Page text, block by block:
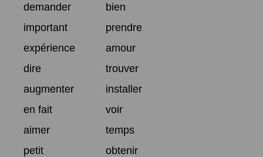
demander
bien
important
prendre
expérience
amour
dire
trouver
augmenter
installer
en fait
voir
aimer
temps
petit
obtenir